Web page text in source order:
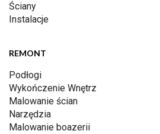
Ściany
Instalacje
REMONT
Podłogi
Wykończenie Wnętrz
Malowanie ścian
Narzędzia
Malowanie boazerii